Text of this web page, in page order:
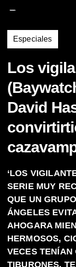
contenido
Especiales
Los
David
‘LOS
SERIE MUY
QUE UN
ÁNGELES
AHOGARA
HERMOSOS,
VECES TENÍAN
TIBURONES,